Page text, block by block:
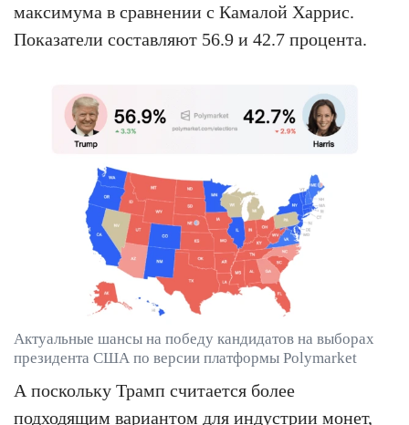
максимума в сравнении с Камалой Харрис.
Показатели составляют 56.9 и 42.7 процента.
Актуальные шансы на победу кандидатов на выборах
президента США по версии платформы Polymarket
А поскольку Трамп считается более
подходящим вариантом для индустрии монет,